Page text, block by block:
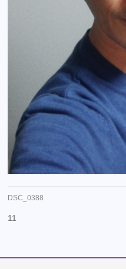
DSC_0388
11